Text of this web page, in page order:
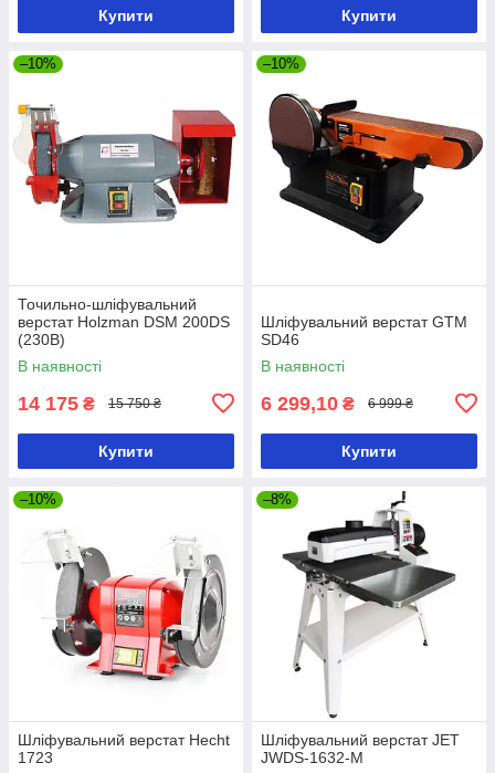
Купити Купити
–10%
Точильно-шліфувальний
верстат Holzman DSM 200DS
(230В)
В наявності
14 175 ₴ 15 750 ₴
Купити
–10%
Шліфувальний верстат GTM
SD46
В наявності
6 299,10 ₴ 6 999 ₴
Купити
–10%
Шліфувальний верстат Hecht
1723
–8%
Шліфувальний верстат JET
JWDS-1632-M